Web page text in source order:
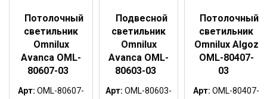
Потолочный
светильник
Omnilux
Avanca OML-
80607-03
Арт: OML-80607-
Подвесной
светильник
Omnilux
Avanca OML-
80603-03
Арт: OML-80603-
Потолочный
светильник
Omnilux Algoz
OML-80407-
03
Арт: OML-80407-